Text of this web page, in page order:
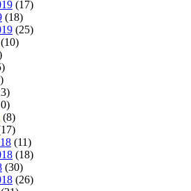
(17)
(18)
(25)
(10)
(8)
(11)
(18)
(30)
(26)